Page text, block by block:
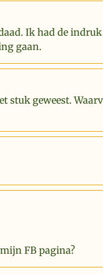
Ik had de
gaan.
stuk geweest.
FB pagina?